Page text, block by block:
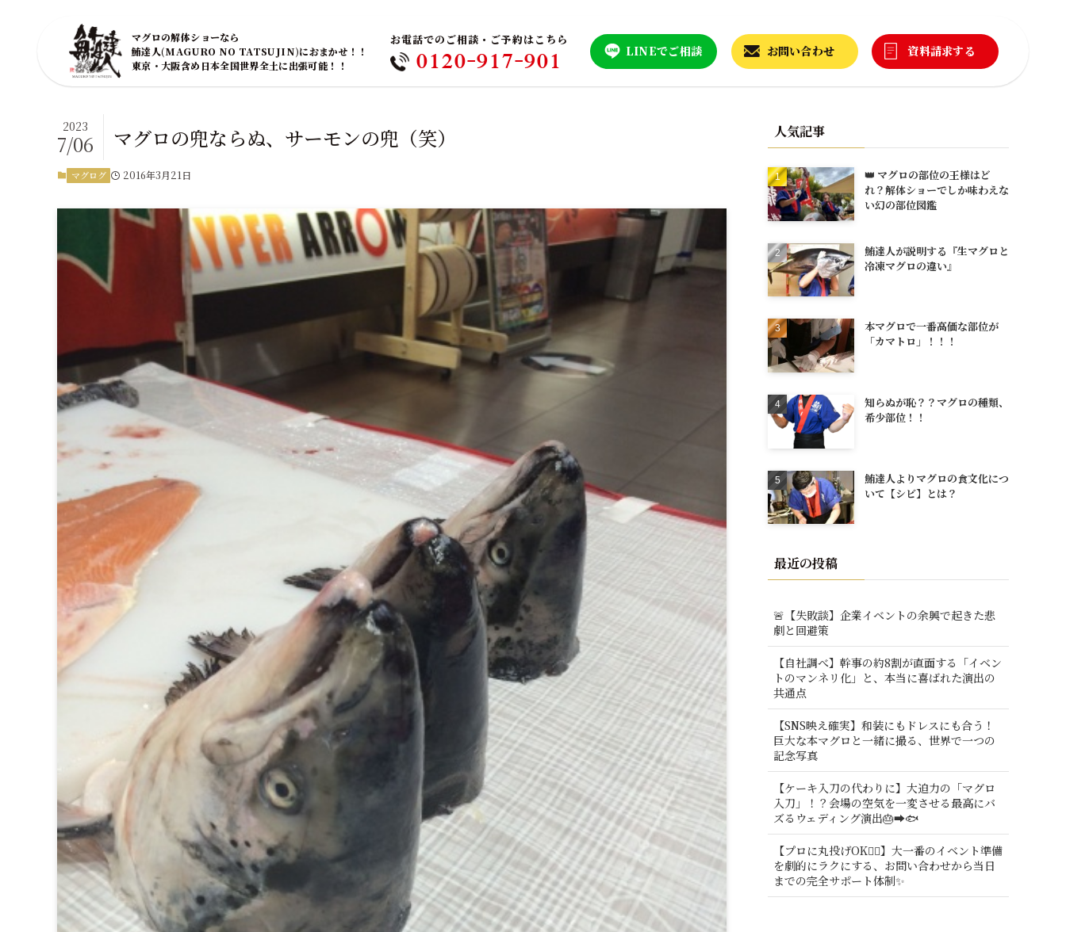
マグロの解体ショーなら
鮪達人(MAGURO NO TATSUJIN)におまかせ！！
東京・大阪含め日本全国世界全土に出張可能！！
お電話でのご相談・ご予約はこちら
0120-917-901 LINEでご相談 お問い合わせ 資料請求する
マグロの兜ならぬ、サーモンの兜（笑）
2023
7/06
マグログ 2016年3月21日
人気記事
👑 マグロの部位の王様はど
れ？解体ショーでしか味わえな
い幻の部位図鑑
鮪達人が説明する『生マグロと
冷凍マグロの違い』
本マグロで一番高価な部位が
「カマトロ」！！！
知らぬが恥？？マグロの種類、
希少部位！！
鮪達人よりマグロの食文化につ
いて【シビ】とは？
最近の投稿
🚨【失敗談】企業イベントの余興で起きた悲
劇と回避策
【自社調べ】幹事の約8割が直面する「イベン
トのマンネリ化」と、本当に喜ばれた演出の
共通点
【SNS映え確実】和装にもドレスにも合う！
巨大な本マグロと一緒に撮る、世界で一つの
記念写真
【ケーキ入刀の代わりに】大迫力の「マグロ
入刀」！？会場の空気を一変させる最高にバ
ズるウェディング演出🎂➡️🐟
【プロに丸投げOK🙆‍♂️】大一番のイベント準備
を劇的にラクにする、お問い合わせから当日
までの完全サポート体制✨